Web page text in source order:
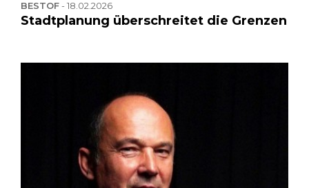
BESTOF-18.02.2026
Stadtplanung überschreitet die Grenzen